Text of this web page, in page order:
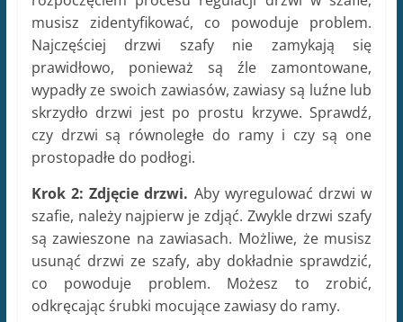
musisz zidentyfikować, co powoduje problem.
Najczęściej drzwi szafy nie zamykają się
prawidłowo, ponieważ są źle zamontowane,
wypadły ze swoich zawiasów, zawiasy są luźne lub
skrzydło drzwi jest po prostu krzywe. Sprawdź,
czy drzwi są równoległe do ramy i czy są one
prostopadłe do podłogi.
Krok 2: Zdjęcie drzwi. Aby wyregulować drzwi w
szafie, należy najpierw je zdjąć. Zwykle drzwi szafy
są zawieszone na zawiasach. Możliwe, że musisz
usunąć drzwi ze szafy, aby dokładnie sprawdzić,
co powoduje problem. Możesz to zrobić,
odkręcając śrubki mocujące zawiasy do ramy.